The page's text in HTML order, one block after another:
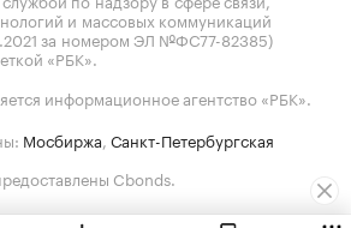
и массовых коммуникаций
за номером ЭЛ №ФС77-82385)
«РБК».
информационное агентство «РБК».
Мосбиржа, Санкт-Петербургская
Cbonds.